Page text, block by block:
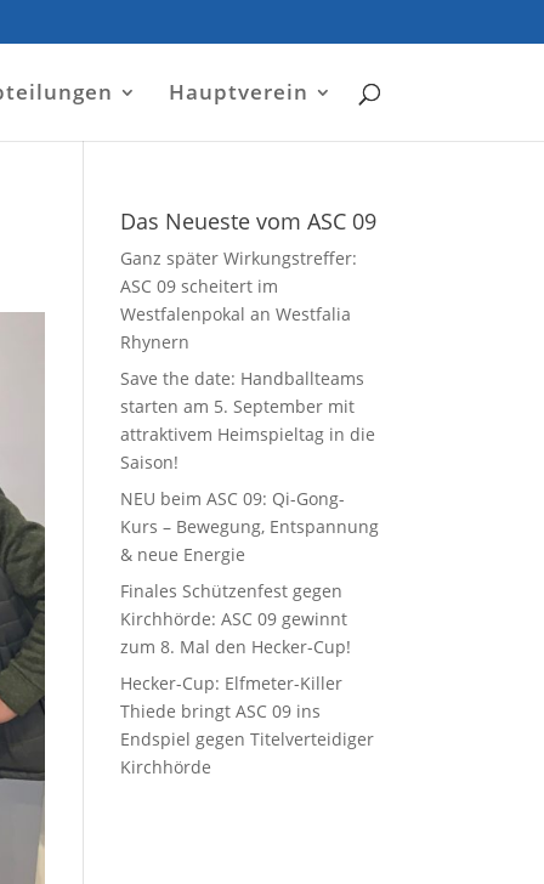
Hauptverein
Das Neueste vom ASC 09
Ganz später Wirkungstreffer:
ASC 09 scheitert im
Westfalenpokal an Westfalia
Rhynern
Save the date: Handballteams
starten am 5. September mit
attraktivem Heimspieltag in die
Saison!
NEU beim ASC 09: Qi-Gong-
Kurs – Bewegung, Entspannung
& neue Energie
Finales Schützenfest gegen
Kirchhörde: ASC 09 gewinnt
zum 8. Mal den Hecker-Cup!
Hecker-Cup: Elfmeter-Killer
Thiede bringt ASC 09 ins
Endspiel gegen Titelverteidiger
Kirchhörde